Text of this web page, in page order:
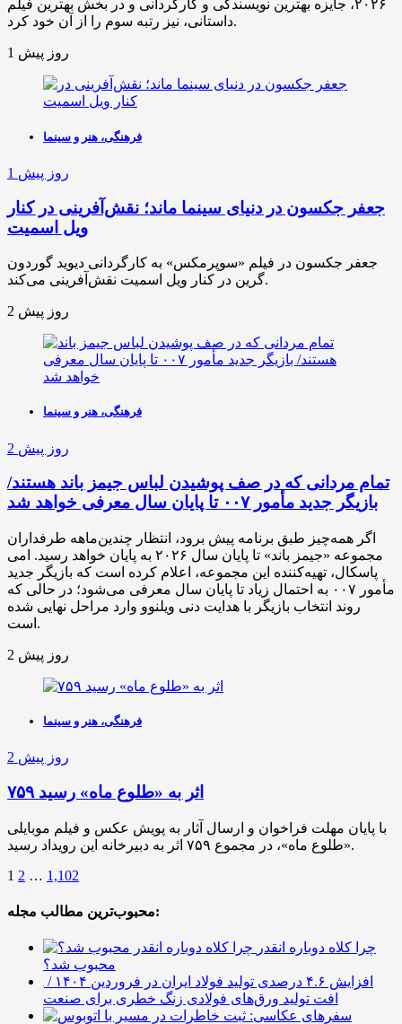
۲۰۲۶، جایزه بهترین نویسندگی و کارگردانی و در بخش بهترین فیلم
داستانی، نیز رتبه سوم را از آن خود کرد.
1 روز پیش
فرهنگی، هنر و سینما
1 روز پیش
جعفر جکسون در دنیای سینما ماند؛ نقش‌آفرینی در کنار
ویل اسمیت
جعفر جکسون در فیلم «سوپرمکس» به کارگردانی دیوید گوردون
گرین در کنار ویل اسمیت نقش‌آفرینی می‌کند.
2 روز پیش
فرهنگی، هنر و سینما
2 روز پیش
تمام مردانی که در صف پوشیدن لباس جیمز باند هستند/
بازیگر جدید مأمور ۰۰۷ تا پایان سال معرفی خواهد شد
اگر همه‌چیز طبق برنامه پیش برود، انتظار چندین‌ماهه طرفداران
مجموعه «جیمز باند» تا پایان سال ۲۰۲۶ به پایان خواهد رسید. امی
پاسکال، تهیه‌کننده این مجموعه، اعلام کرده است که بازیگر جدید
مأمور ۰۰۷ به احتمال زیاد تا پایان سال معرفی می‌شود؛ در حالی که
روند انتخاب بازیگر با هدایت دنی ویلنوو وارد مراحل نهایی شده
است.
2 روز پیش
فرهنگی، هنر و سینما
2 روز پیش
۷۵۹ اثر به «طلوع ماه» رسید
با پایان مهلت فراخوان و ارسال آثار به پویش عکس و فیلم موبایلی
«طلوع ماه»، در مجموع ۷۵۹ اثر به دبیرخانه این رویداد رسید.
1 2 … 1,102
محبوب‌ترین مطالب مجله:
چرا کلاه دوباره انقدر
محبوب شد؟
افزایش ۴.۶ درصدی تولید فولاد ایران در فروردین ۱۴۰۴ /
افت تولید ورق‌های فولادی زنگ خطری برای صنعت